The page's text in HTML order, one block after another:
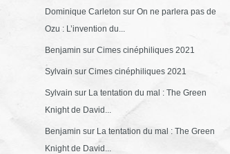
Dominique Carleton sur On ne parlera pas de
Ozu : L’invention du...
Benjamin sur Cimes cinéphiliques 2021
Sylvain sur Cimes cinéphiliques 2021
Sylvain sur La tentation du mal : The Green
Knight de David...
Benjamin sur La tentation du mal : The Green
Knight de David...